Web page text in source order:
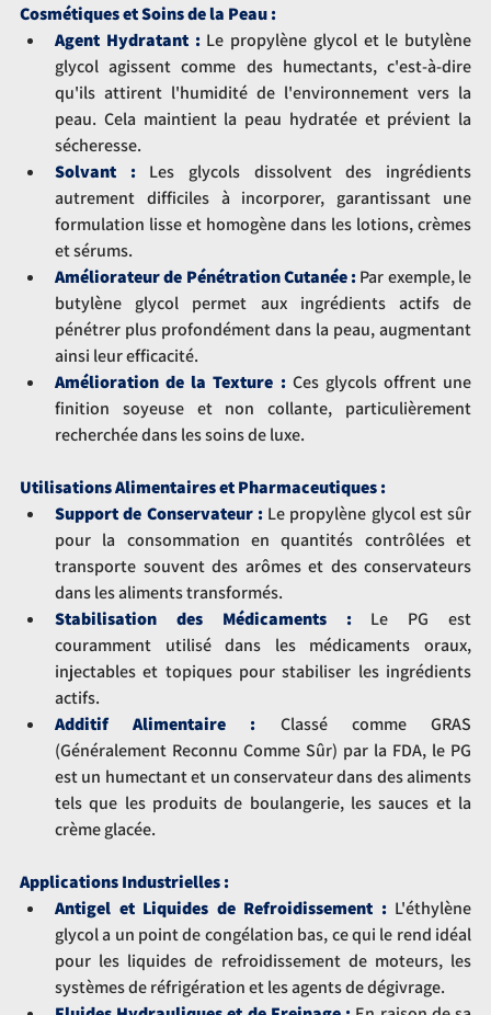
Cosmétiques et Soins de la Peau :
Agent Hydratant : Le propylène glycol et le butylène
glycol agissent comme des humectants, c'est-à-dire
qu'ils attirent l'humidité de l'environnement vers la
peau. Cela maintient la peau hydratée et prévient la
sécheresse.
Solvant : Les glycols dissolvent des ingrédients
autrement difficiles à incorporer, garantissant une
formulation lisse et homogène dans les lotions, crèmes
et sérums.
Améliorateur de Pénétration Cutanée : Par exemple, le
butylène glycol permet aux ingrédients actifs de
pénétrer plus profondément dans la peau, augmentant
ainsi leur efficacité.
Amélioration de la Texture : Ces glycols offrent une
finition soyeuse et non collante, particulièrement
recherchée dans les soins de luxe.
Utilisations Alimentaires et Pharmaceutiques :
Support de Conservateur : Le propylène glycol est sûr
pour la consommation en quantités contrôlées et
transporte souvent des arômes et des conservateurs
dans les aliments transformés.
Stabilisation des Médicaments : Le PG est
couramment utilisé dans les médicaments oraux,
injectables et topiques pour stabiliser les ingrédients
actifs.
Additif Alimentaire : Classé comme GRAS
(Généralement Reconnu Comme Sûr) par la FDA, le PG
est un humectant et un conservateur dans des aliments
tels que les produits de boulangerie, les sauces et la
crème glacée.
Applications Industrielles :
Antigel et Liquides de Refroidissement : L'éthylène
glycol a un point de congélation bas, ce qui le rend idéal
pour les liquides de refroidissement de moteurs, les
systèmes de réfrigération et les agents de dégivrage.